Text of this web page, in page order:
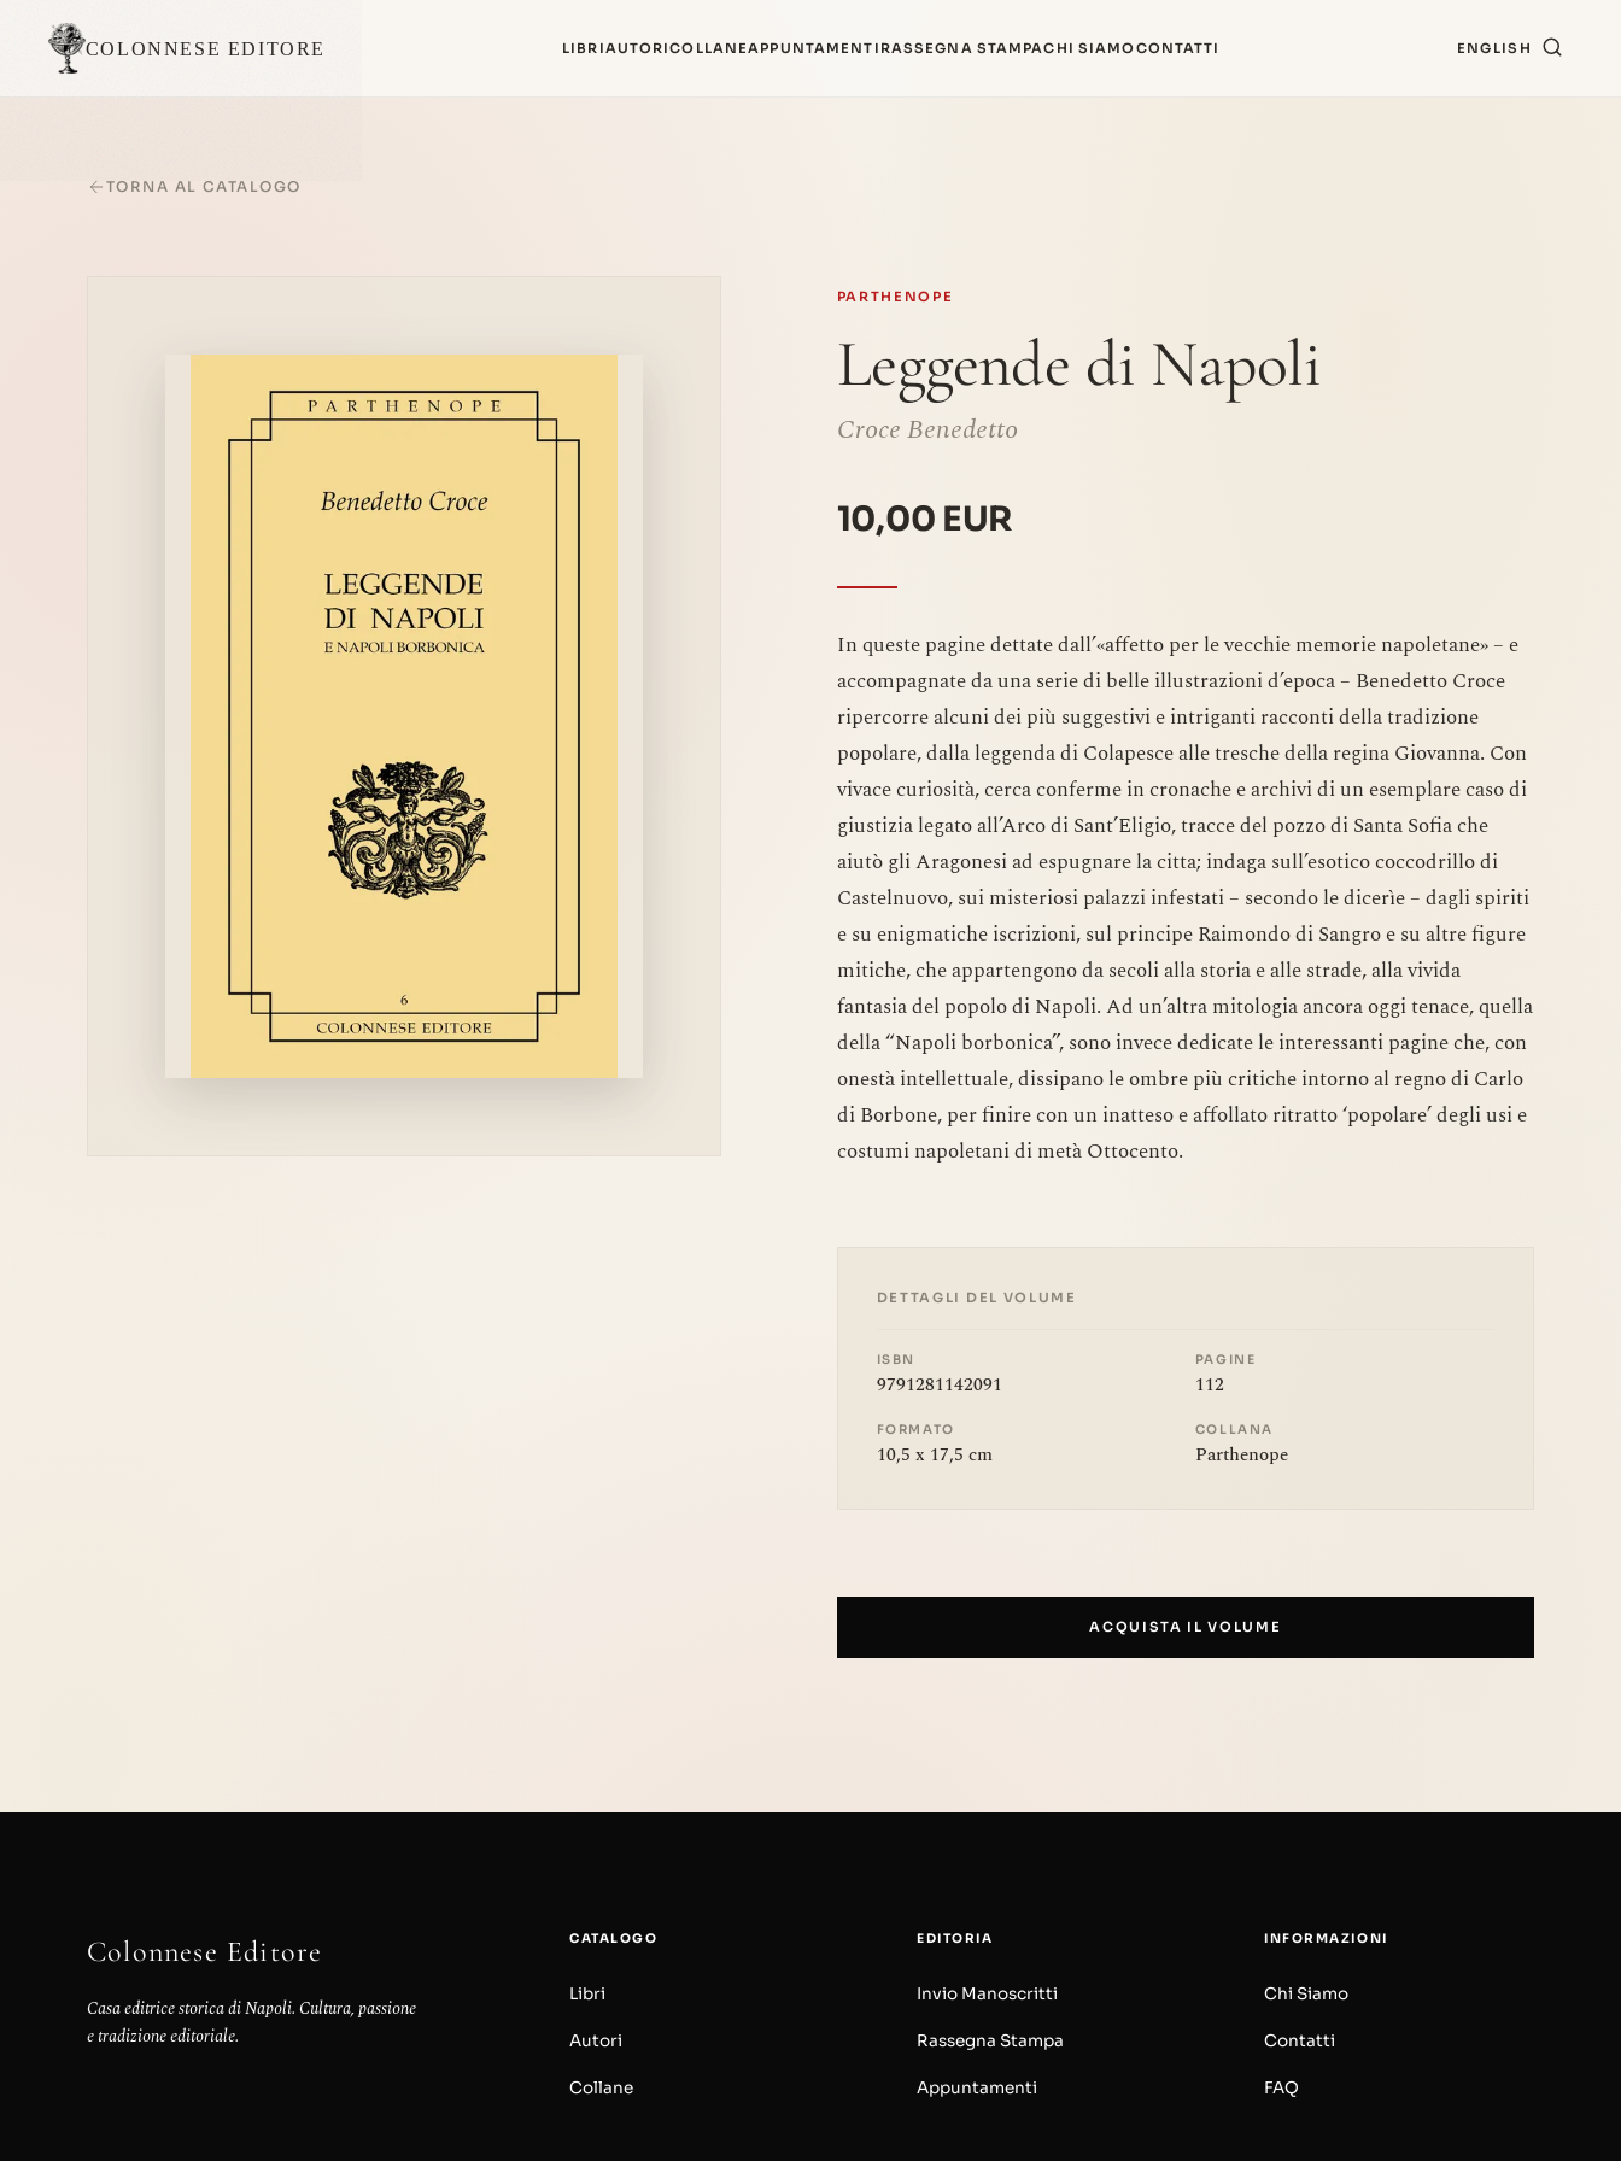
COLONNESE EDITORE LIBRIAUTORICOLLANEAPPUNTAMENTI RASSEGNA STAMPACHI SIAMOCONTATTI ENGLISH
TORNA AL CATALOGO
PARTHENOPE
Leggende di Napoli
Croce Benedetto
10,00 EUR
In queste pagine dettate dall’«affetto per le vecchie memorie napoletane» – e
accompagnate da una serie di belle illustrazioni d’epoca – Benedetto Croce
ripercorre alcuni dei più suggestivi e intriganti racconti della tradizione
popolare, dalla leggenda di Colapesce alle tresche della regina Giovanna. Con
vivace curiosità, cerca conferme in cronache e archivi di un esemplare caso di
giustizia legato all’Arco di Sant’Eligio, tracce del pozzo di Santa Sofia che
aiutò gli Aragonesi ad espugnare la citta; indaga sull’esotico coccodrillo di
Castelnuovo, sui misteriosi palazzi infestati – secondo le dicerìe – dagli spiriti
e su enigmatiche iscrizioni, sul principe Raimondo di Sangro e su altre figure
mitiche, che appartengono da secoli alla storia e alle strade, alla vivida
fantasia del popolo di Napoli. Ad un’altra mitologia ancora oggi tenace, quella
della “Napoli borbonica”, sono invece dedicate le interessanti pagine che, con
onestà intellettuale, dissipano le ombre più critiche intorno al regno di Carlo
di Borbone, per finire con un inatteso e affollato ritratto ‘popolare’ degli usi e
costumi napoletani di metà Ottocento.
DETTAGLI DEL VOLUME
ISBN
9791281142091
PAGINE
112
FORMATO
10,5 x 17,5 cm
COLLANA
Parthenope
ACQUISTA IL VOLUME
Colonnese Editore
Casa editrice storica di Napoli. Cultura, passione
e tradizione editoriale.
CATALOGO
Libri
Autori
Collane
EDITORIA
Invio Manoscritti
Rassegna Stampa
Appuntamenti
INFORMAZIONI
Chi Siamo
Contatti
FAQ